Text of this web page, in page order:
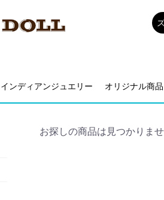
インディアンジュエリー オリジナル商品
お探しの商品は見つかりま